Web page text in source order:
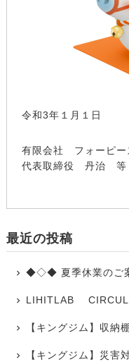
令和3年１月１日
有限会社 フォーピー
代表取締役 丹治 等
最近の投稿
◆◇◆ 夏季休業の
LIHITLAB
【キングジム】収納
【キングジム】災